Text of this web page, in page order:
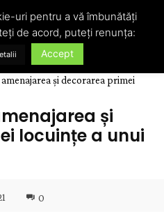
și decorarea primei
și
locuințe a unui
0
uri pentru a vă îmbunătăți
de acord, puteți renunța:
Accept